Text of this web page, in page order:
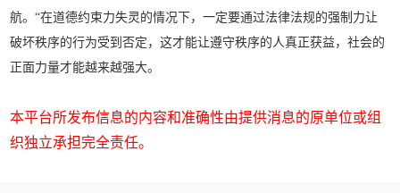
航。“在道德约束力失灵的情况下，一定要通过法律法规的强制力让
破坏秩序的行为受到否定，这才能让遵守秩序的人真正获益，社会的
正面力量才能越来越强大。
本平台所发布信息的内容和准确性由提供消息的原单位或组
织独立承担完全责任。